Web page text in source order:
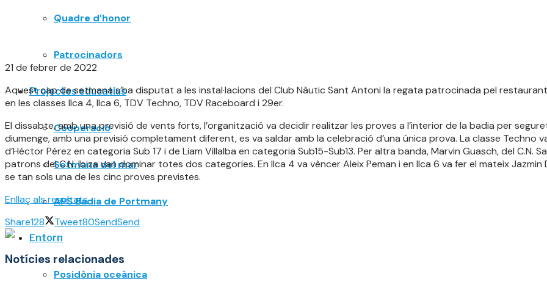
Quadre d’honor
Patrocinadors
Projectes educatius
Cooperació
Setmana del mar
APS Badia de Portmany
Entorn
Posidònia oceànica
21 de febrer de 2022
Aquest cap de setmana s’ha disputat a les instal·lacions del Club Nàutic Sant Antoni la regata patrocinada pel
en les classes Ilca 4, Ilca 6, TDV Techno, TDV Raceboard i 29er.
El dissabte, amb una previsió de vents forts, l’organització va decidir realitzar les proves a l’interior de la badia per
diumenge, amb una previsió completament diferent, es va saldar amb la celebració d’una única prova. La classe Techno
d’Héctor Pérez en categoria Sub 17 i de Liam Villalba en categoria Sub15-Sub13. Per altra banda, Marvin Guasch, del C.N.
patrons del C.N. Ibiza van dominar totes dos categories. En Ilca 4 va vèncer Aleix Peman i en Ilca 6 va fer el mateix
se tan sols una de les cinc proves previstes.
Enllaç als resultats
Share128 Tweet80SendSend
Notícies relacionades